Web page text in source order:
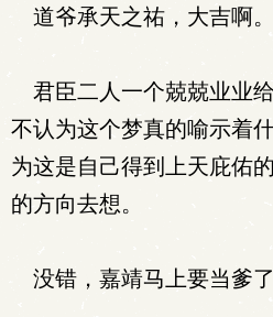
道爷承天之祐，大吉啊。
君臣二人一个兢兢业业
不认为这个梦真的喻示着
为这是自己得到上天庇佑
的方向去想。
没错，嘉靖马上要当爹了